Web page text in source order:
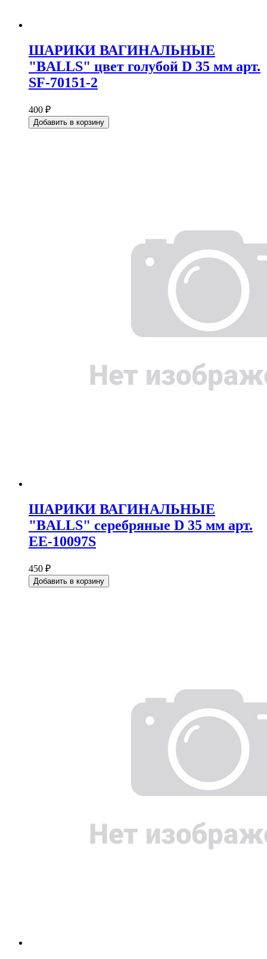
ШАРИКИ ВАГИНАЛЬНЫЕ
"BALLS" цвет голубой D 35 мм арт.
SF-70151-2
400 ₽
Добавить в корзину
ШАРИКИ ВАГИНАЛЬНЫЕ
"BALLS" серебряные D 35 мм арт.
EE-10097S
450 ₽
Добавить в корзину